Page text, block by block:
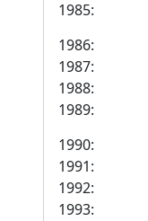
1985:
1986:
1987:
1988:
1989:
1990:
1991:
1992:
1993: